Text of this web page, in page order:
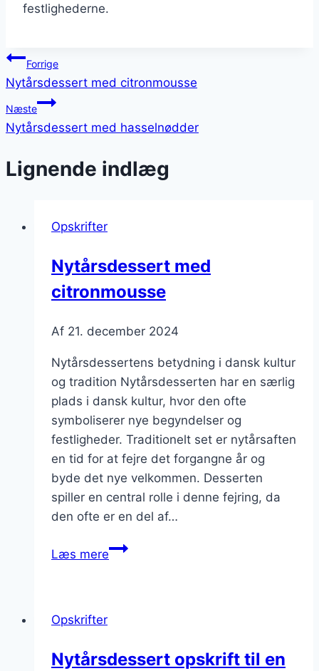
festlighederne.
Indlægsnavigation
Forrige
Nytårsdessert med citronmousse
Næste
Nytårsdessert med hasselnødder
Lignende indlæg
Opskrifter
Nytårsdessert med
citronmousse
Af 21. december 2024
Nytårsdessertens betydning i dansk kultur
og tradition Nytårsdesserten har en særlig
plads i dansk kultur, hvor den ofte
symboliserer nye begyndelser og
festligheder. Traditionelt set er nytårsaften
en tid for at fejre det forgangne år og
byde det nye velkommen. Desserten
spiller en central rolle i denne fejring, da
den ofte er en del af…
Læs mereNytårsdessert
Opskrifter
Nytårsdessert opskrift til en